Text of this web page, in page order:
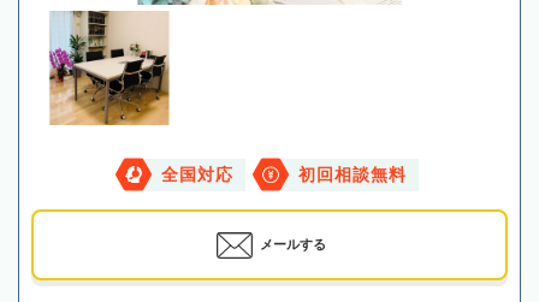
全国対応 初回相談無料
メールする